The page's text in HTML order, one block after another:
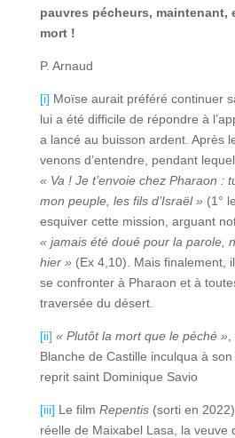
pauvres pécheurs, maintenant,
mort !
P. Arnaud
[i] Moïse aurait préféré continuer
lui a été difficile de répondre à
a lancé au buisson ardent. Après
venons d’entendre, pendant
« Va ! Je t’envoie chez Pharaon :
mon peuple, les fils d’Israël » (1°
esquiver cette mission, arguant
« jamais été doué pour la parole,
hier » (Ex 4,10). Mais finalement,
se confronter à Pharaon et à
traversée du désert.
[ii] « Plutôt la mort que le péché »
Blanche de Castille inculqua à
reprit saint Dominique Savio
[iii] Le film Repentis(sorti en 2022)
réelle de Maixabel Lasa, la veuve